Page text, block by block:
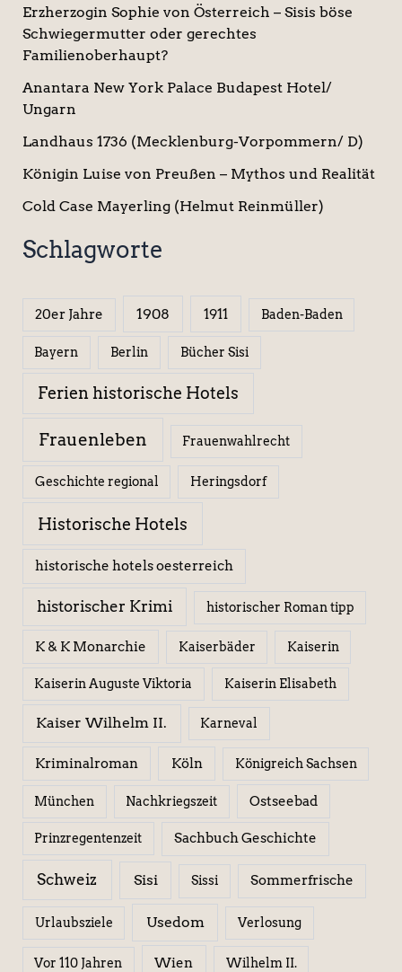
Erzherzogin Sophie von Österreich – Sisis böse
Schwiegermutter oder gerechtes
Familienoberhaupt?
Anantara New York Palace Budapest Hotel/
Ungarn
Landhaus 1736 (Mecklenburg-Vorpommern/ D)
Königin Luise von Preußen – Mythos und Realität
Cold Case Mayerling (Helmut Reinmüller)
Schlagworte
20er Jahre 1908 1911 Baden-Baden
Bayern Berlin Bücher Sisi
Ferien historische Hotels
Frauenleben Frauenwahlrecht
Geschichte regional Heringsdorf
Historische Hotels
historische hotels oesterreich
historischer Krimi historischer Roman tipp
K & K Monarchie Kaiserbäder Kaiserin
Kaiserin Auguste Viktoria Kaiserin Elisabeth
Kaiser Wilhelm II. Karneval
Kriminalroman Köln Königreich Sachsen
München Nachkriegszeit Ostseebad
Prinzregentenzeit Sachbuch Geschichte
Schweiz Sisi Sissi Sommerfrische
Urlaubsziele Usedom Verlosung
Vor 110 Jahren Wien Wilhelm II.